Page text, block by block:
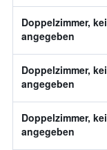
Doppelzimmer,
angegeben
Doppelzimmer,
angegeben
Doppelzimmer,
angegeben